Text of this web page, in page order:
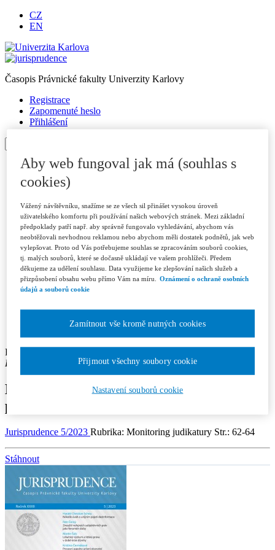
CZ
EN
Časopis Právnické fakulty Univerzity Karlovy
Registrace
Zapomenuté heslo
Přihlášení
Úvod
O časopise
Archiv
Autorské příspěvky
Poslat příspěvek
Přílohy a informace
Publikační kritéria
Rubriky
Vzory citací
Recenzní řízení
Etický kodex
Redakce
Pavla Boučková
Pracoviště autora: advokátka
Monitoring judikatury Evropského soudu
pro lidská práva
Jurisprudence 5/2023 Rubrika: Monitoring judikatury Str.: 62-64
Stáhnout
Aby web fungoval jak má (souhlas s
cookies)
Vážený návštěvníku, snažíme se ze všech sil přinášet vysokou úroveň
uživatelského komfortu při používání našich webových stránek. Mezi základní
předpoklady patří např. aby správně fungovalo vyhledávání, abychom vás
neobtěžovali nevhodnou reklamou nebo abychom měli dostatek podnětů, jak web
vylepšovat. Proto od Vás potřebujeme souhlas se zpracováním souborů cookies,
tj. malých souborů, které se dočasně ukládají ve vašem prohlížeči. Předem
děkujeme za udělení souhlasu. Data využijeme ke zlepšování našich služeb a
přizpůsobení obsahu webu přímo Vám na míru.
Oznámení o ochraně osobních
údajů a souborů cookie
Nastavení souborů cookie
Zamítnout vše kromě nutných cookies
Přijmout všechny soubory cookie